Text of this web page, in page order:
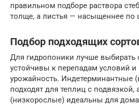
правильном подборе раствора
толще, а листья — насыщеннее по
Подбор подходящих
Для гидропоники лучше выбирать
устойчивы к перепадам условий
урожайность. Индетерминантные
подходят для теплиц с подвязкой,
(низкорослые) идеальны для